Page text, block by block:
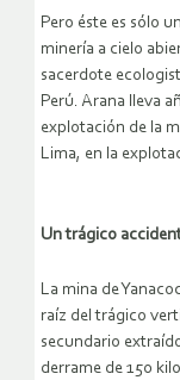
Pero éste es sólo
minería a cielo
sacerdote
Perú. Arana lleva
explotación de la
Lima, en la
Un trágico
La mina de
raíz del trágico
secundario
derrame de 150